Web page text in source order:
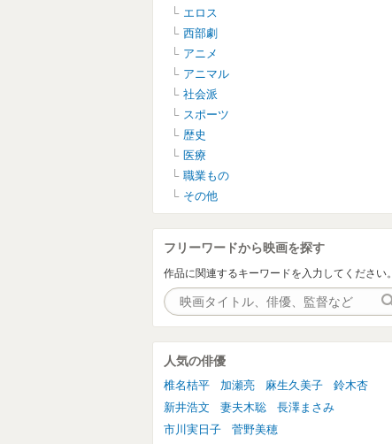
エロス
西部劇
アニメ
アニマル
社会派
スポーツ
歴史
医療
職業もの
その他
フリーワードから映画を探す
作品に関連するキーワードを入力してください。
人気の俳優
椎名桔平 加瀬亮 麻生久美子
鈴木杏
新井浩文
妻夫木聡
長澤まさみ
市川実日子
菅野美穂